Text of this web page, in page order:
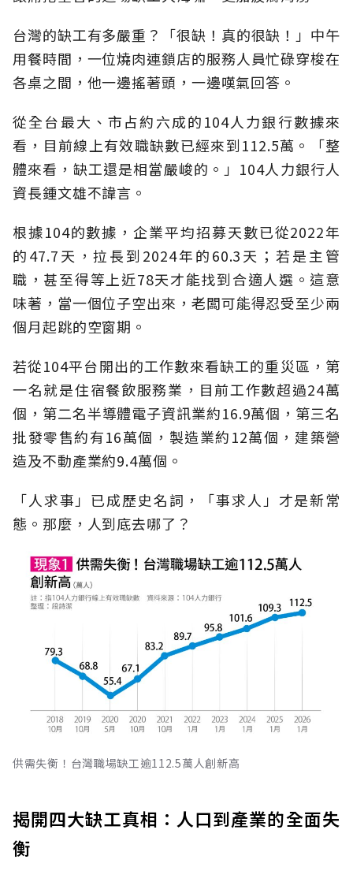
台灣的缺工有多嚴重？「很缺！真的很缺！」中午
用餐時間，一位燒肉連鎖店的服務人員忙碌穿梭在
各桌之間，他一邊搖著頭，一邊嘆氣回答。
從全台最大、市占約六成的104人力銀行數據來
看，目前線上有效職缺數已經來到112.5萬。「整
體來看，缺工還是相當嚴峻的。」104人力銀行人
資長鍾文雄不諱言。
根據104的數據，企業平均招募天數已從2022年
的47.7天，拉長到2024年的60.3天；若是主管
職，甚至得等上近78天才能找到合適人選。這意
味著，當一個位子空出來，老闆可能得忍受至少兩
個月起跳的空窗期。
若從104平台開出的工作數來看缺工的重災區，第
一名就是住宿餐飲服務業，目前工作數超過24萬
個，第二名半導體電子資訊業約16.9萬個，第三名
批發零售約有16萬個，製造業約12萬個，建築營
造及不動產業約9.4萬個。
「人求事」已成歷史名詞，「事求人」才是新常
態。那麼，人到底去哪了？
供需失衡！台灣職場缺工逾112.5萬人創新高
揭開四大缺工真相：人口到產業的全面失
衡